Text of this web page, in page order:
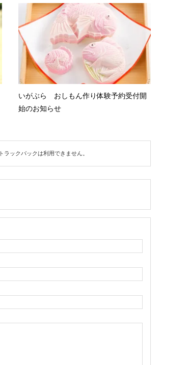
いがぶら おしもん作り体験予約受付開
始のお知らせ
トラックバックは利用できません。